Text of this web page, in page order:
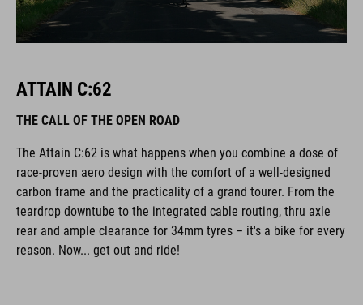
ATTAIN C:62
THE CALL OF THE OPEN ROAD
The Attain C:62 is what happens when you combine a dose of
race-proven aero design with the comfort of a well-designed
carbon frame and the practicality of a grand tourer. From the
teardrop downtube to the integrated cable routing, thru axle
rear and ample clearance for 34mm tyres – it's a bike for every
reason. Now... get out and ride!